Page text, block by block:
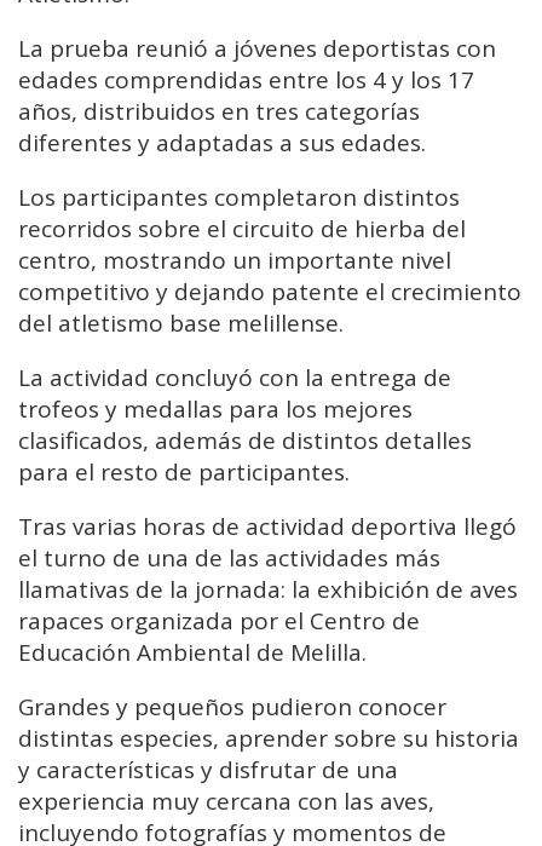
La prueba reunió a jóvenes deportistas con
edades comprendidas entre los 4 y los 17
años, distribuidos en tres categorías
diferentes y adaptadas a sus edades.
Los participantes completaron distintos
recorridos sobre el circuito de hierba del
centro, mostrando un importante nivel
competitivo y dejando patente el crecimiento
del atletismo base melillense.
La actividad concluyó con la entrega de
trofeos y medallas para los mejores
clasificados, además de distintos detalles
para el resto de participantes.
Tras varias horas de actividad deportiva llegó
el turno de una de las actividades más
llamativas de la jornada: la exhibición de aves
rapaces organizada por el Centro de
Educación Ambiental de Melilla.
Grandes y pequeños pudieron conocer
distintas especies, aprender sobre su historia
y características y disfrutar de una
experiencia muy cercana con las aves,
incluyendo fotografías y momentos de